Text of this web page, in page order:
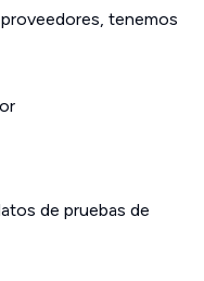
tenemos
de pruebas de